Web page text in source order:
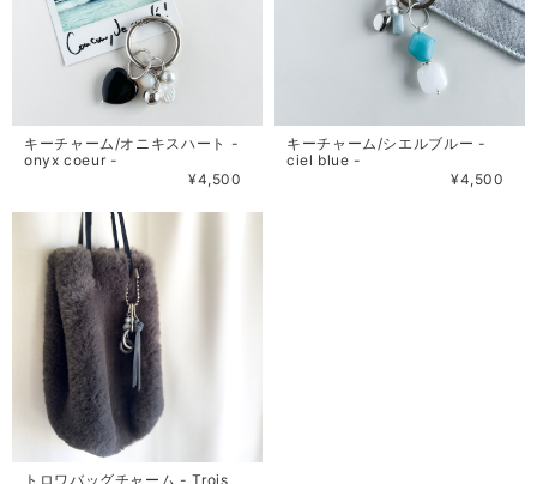
キーチャーム/オニキスハート -
onyx coeur -
¥4,500
キーチャーム/シエルブルー -
ciel blue -
¥4,500
トロワバッグチャーム - Trois